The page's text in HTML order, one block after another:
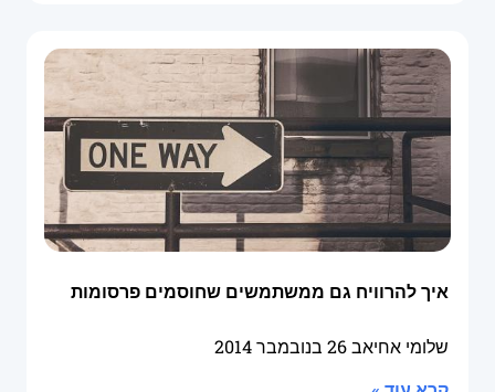
איך להרוויח גם ממשתמשים שחוסמים פרסומות
שלומי אחיאב26 בנובמבר 2014